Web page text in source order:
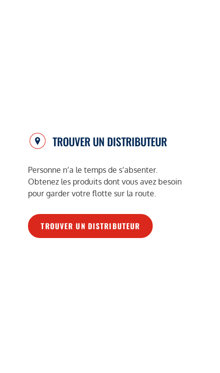
TROUVER UN DISTRIBUTEUR
Personne n’a le temps de s’absenter.
Obtenez les produits dont vous avez besoin
pour garder votre flotte sur la route.
TROUVER UN DISTRIBUTEUR